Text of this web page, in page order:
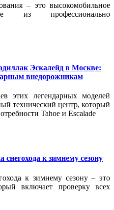
– это высокомобильное
из профессионально
Эскалейд в Москве:
внедорожникам
этих легендарных моделей
технический центр, который
Tahoe и Escalade
снегохода к зимнему сезону
к зимнему сезону – это
включает проверку всех